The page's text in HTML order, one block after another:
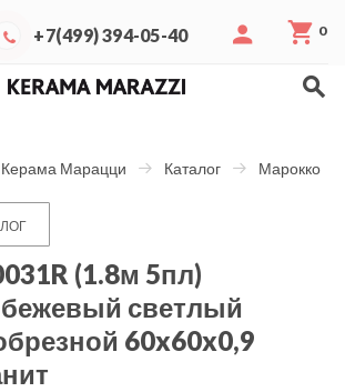
+7(499) 394-05-40 0
Керама Марацци Каталог Марокко
(1.8м 5пл)
светлый
60x60x0,9